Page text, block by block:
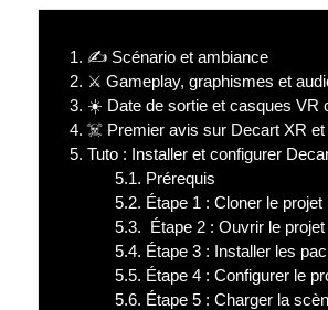
1. ✍️ Scénario et ambiance
2. ⚔️ Gameplay, graphismes et
3. ☀️ Date de sortie et casques VR
4. ☠️ Premier avis sur Decart XR et
5. Tuto : Installer et configurer
5.1. Prérequis
5.2. Étape 1 : Cloner le
5.3. Étape 2 : Ouvrir le
5.4. Étape 3 : Installer les
5.5. Étape 4 : Configurer le
5.6. Étape 5 : Charger la